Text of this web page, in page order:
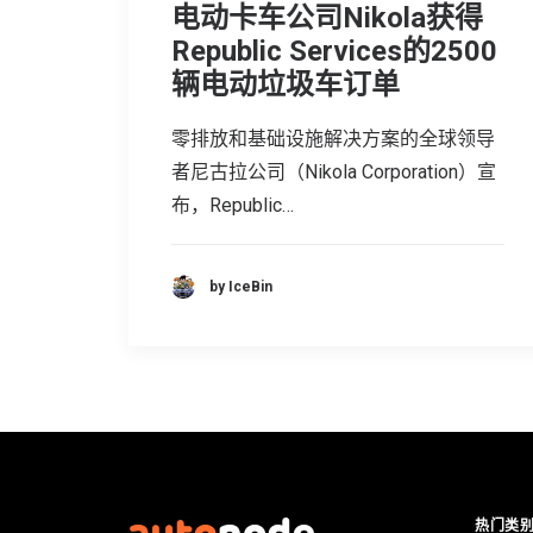
电动卡车公司Nikola获得
Republic Services的2500
辆电动垃圾车订单
零排放和基础设施解决方案的全球领导
者尼古拉公司（Nikola Corporation）宣
布，Republic…
by IceBin
热门类别